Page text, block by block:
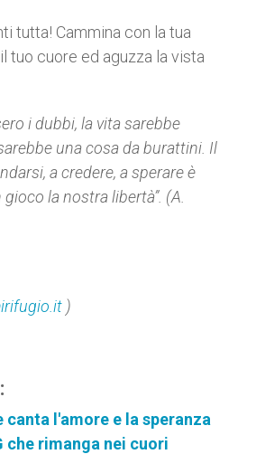
tutta! Cammina con la tua
tuo cuore ed aguzza la vista
i dubbi, la vita sarebbe
una cosa da burattini. Il
a credere, a sperare è
la nostra libertà”. (A.
)
canta l'amore e la speranza
che rimanga nei cuori